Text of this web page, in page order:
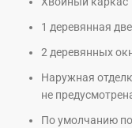
1 деревянная
2 деревянных
Наружная
не
По умолчанию